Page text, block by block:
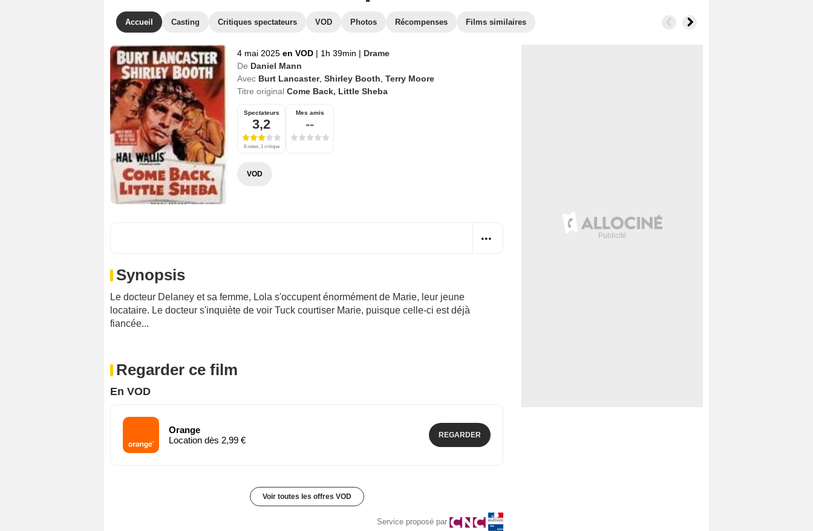
Accueil Casting Critiques spectateurs VOD Photos Récompenses Films similaires
4 mai 2025 en VOD | 1h 39min | Drame
De Daniel Mann
Avec Burt Lancaster, Shirley Booth Terry Moore
Titre original Come Back, Little Sheba
Spectateurs
3,2
8 notes, 1 critique
Mes amis
--
VOD
Synopsis
Le docteur Delaney et sa femme, Lola s'occupent énormément de Marie, leur jeune
locataire. Le docteur s'inquiète de voir Tuck courtiser Marie, puisque celle-ci est déjà
fiancée...
Regarder ce film
En VOD
Orange
Location dès 2,99 €
REGARDER
Voir toutes les offres VOD
Service proposé par